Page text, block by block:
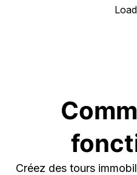
Créez des tours